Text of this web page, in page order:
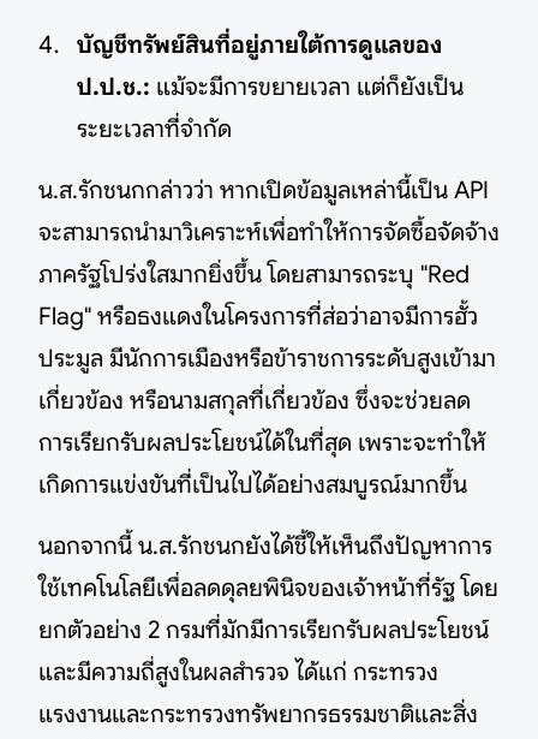
บัญชีทรัพย์สินที่อยู่ภายใต้การดูแลของ
ป.ป.ช.: แม้จะมีการขยายเวลา แต่ก็ยังเป็น
ระยะเวลาที่จำกัด
น.ส.รักชนกกล่าวว่า หากเปิดข้อมูลเหล่านี้เป็น API
จะสามารถนำมาวิเคราะห์เพื่อทำให้การจัดซื้อจัดจ้าง
ภาครัฐโปร่งใสมากยิ่งขึ้น โดยสามารถระบุ "Red
Flag" หรือธงแดงในโครงการที่ส่อว่าอาจมีการฮั้ว
ประมูล มีนักการเมืองหรือข้าราชการระดับสูงเข้ามา
เกี่ยวข้อง หรือนามสกุลที่เกี่ยวข้อง ซึ่งจะช่วยลด
การเรียกรับผลประโยชน์ได้ในที่สุด เพราะจะทำให้
เกิดการแข่งขันที่เป็นไปได้อย่างสมบูรณ์มากขึ้น
นอกจากนี้ น.ส.รักชนกยังได้ชี้ให้เห็นถึงปัญหาการ
ใช้เทคโนโลยีเพื่อลดดุลยพินิจของเจ้าหน้าที่รัฐ โดย
ยกตัวอย่าง 2 กรมที่มักมีการเรียกรับผลประโยชน์
และมีความถี่สูงในผลสำรวจ ได้แก่ กระทรวง
แรงงานและกระทรวงทรัพยากรธรรมชาติและสิ่ง